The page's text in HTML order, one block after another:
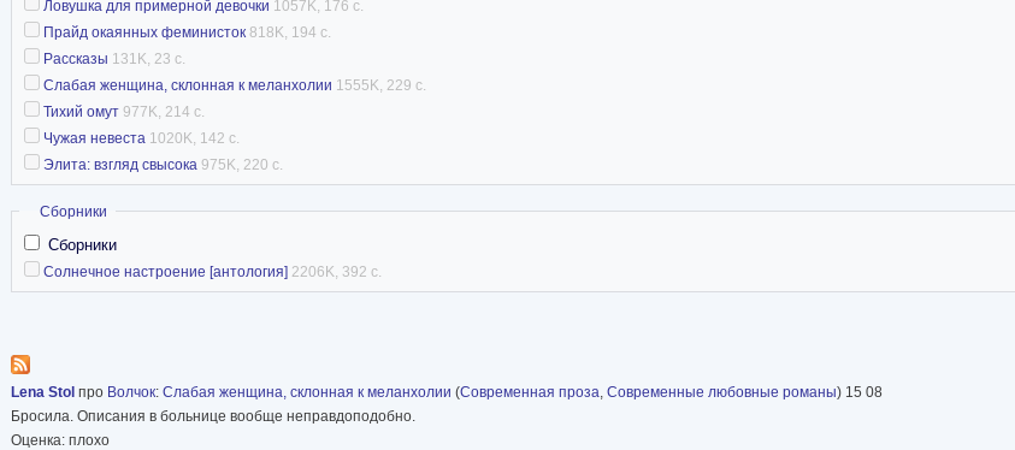
Ловушка для примерной девочки 1057K, 176 с.
Прайд окаянных феминисток 818K, 194 с.
Рассказы 131K, 23 с.
Слабая женщина, склонная к меланхолии 1555K, 229 с.
Тихий омут 977K, 214 с.
Чужая невеста 1020K, 142 с.
Элита: взгляд свысока 975K, 220 с.
Скрыть
Сборники
Сборники
Солнечное настроение [антология] 2206K, 392 с.
Lena Stol про Волчок: Слабая женщина, склонная к меланхолии (Современная проза, Современные любовные романы) 15 08
Бросила. Описания в больнице вообще неправдоподобно.
Оценка: плохо